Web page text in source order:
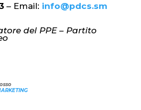
– Email: info@pdcs.sm
del PPE – Partito